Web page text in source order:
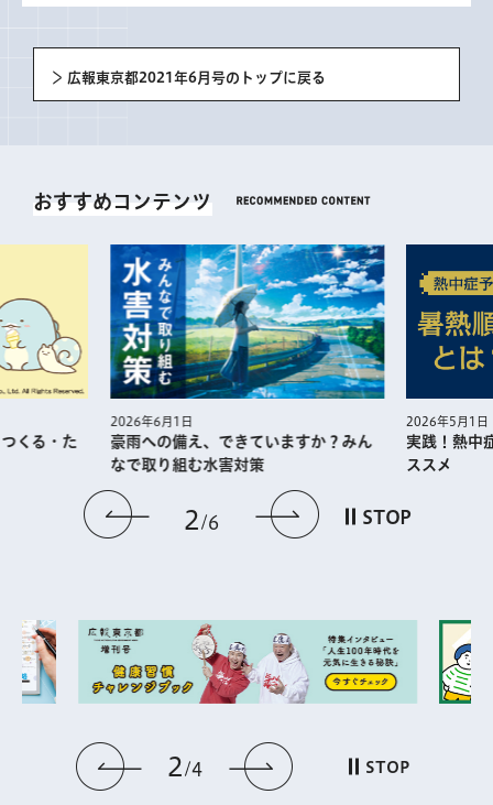
広報東京都2021年6月号のトップに戻る
おすすめコンテンツ
前のスライドを表示
2 6 次のスライドを
STOP
くる・た
2026年6月1日
豪雨への備え、できていますか？みん
なで取り組む水害対策
2026年5月1日
実践！熱中
ススメ
前のスライドを表示
2 4 次のスライドを表
STOP